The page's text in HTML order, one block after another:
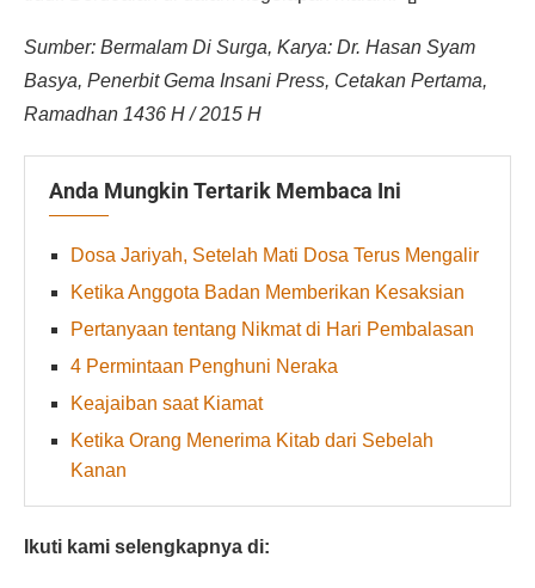
Sumber: Bermalam Di Surga, Karya: Dr. Hasan Syam
Basya, Penerbit Gema Insani Press, Cetakan Pertama,
Ramadhan 1436 H / 2015 H
Anda Mungkin Tertarik Membaca Ini
Dosa Jariyah, Setelah Mati Dosa Terus Mengalir⁣⁣
Ketika Anggota Badan Memberikan Kesaksian
Pertanyaan tentang Nikmat di Hari Pembalasan
4 Permintaan Penghuni Neraka
Keajaiban saat Kiamat
Ketika Orang Menerima Kitab dari Sebelah
Kanan
Ikuti kami selengkapnya di: